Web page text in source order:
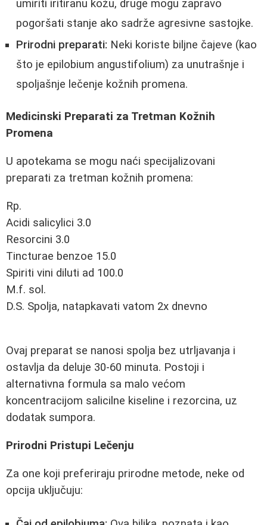
umiriti iritiranu kožu, druge mogu zapravo
pogoršati stanje ako sadrže agresivne sastojke.
Prirodni preparati: Neki koriste biljne čajeve (kao
što je epilobium angustifolium) za unutrašnje i
spoljašnje lečenje kožnih promena.
Medicinski Preparati za Tretman Kožnih
Promena
U apotekama se mogu naći specijalizovani
preparati za tretman kožnih promena:
Rp.
Acidi salicylici 3.0
Resorcini 3.0
Tincturae benzoe 15.0
Spiriti vini diluti ad 100.0
M.f. sol.
D.S. Spolja, natapkavati vatom 2x dnevno
Ovaj preparat se nanosi spolja bez utrljavanja i
ostavlja da deluje 30-60 minuta. Postoji i
alternativna formula sa malo većom
koncentracijom salicilne kiseline i rezorcina, uz
dodatak sumpora.
Prirodni Pristupi Lečenju
Za one koji preferiraju prirodne metode, neke od
opcija uključuju: